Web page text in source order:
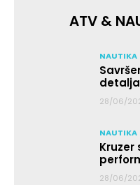
ATV &
NAUTIKA
28/06/
NAUTIKA
Kruzer
28/06/